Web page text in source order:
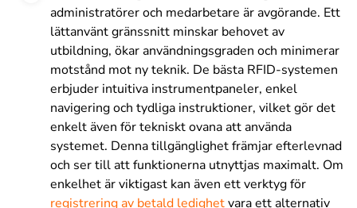
administratörer och medarbetare är avgörande. Ett
lättanvänt gränssnitt minskar behovet av
utbildning, ökar användningsgraden och minimerar
motstånd mot ny teknik. De bästa RFID-systemen
erbjuder intuitiva instrumentpaneler, enkel
navigering och tydliga instruktioner, vilket gör det
enkelt även för tekniskt ovana att använda
systemet. Denna tillgänglighet främjar efterlevnad
och ser till att funktionerna utnyttjas maximalt. Om
enkelhet är viktigast kan även ett verktyg för
registrering av betald ledighetvara ett alternativ